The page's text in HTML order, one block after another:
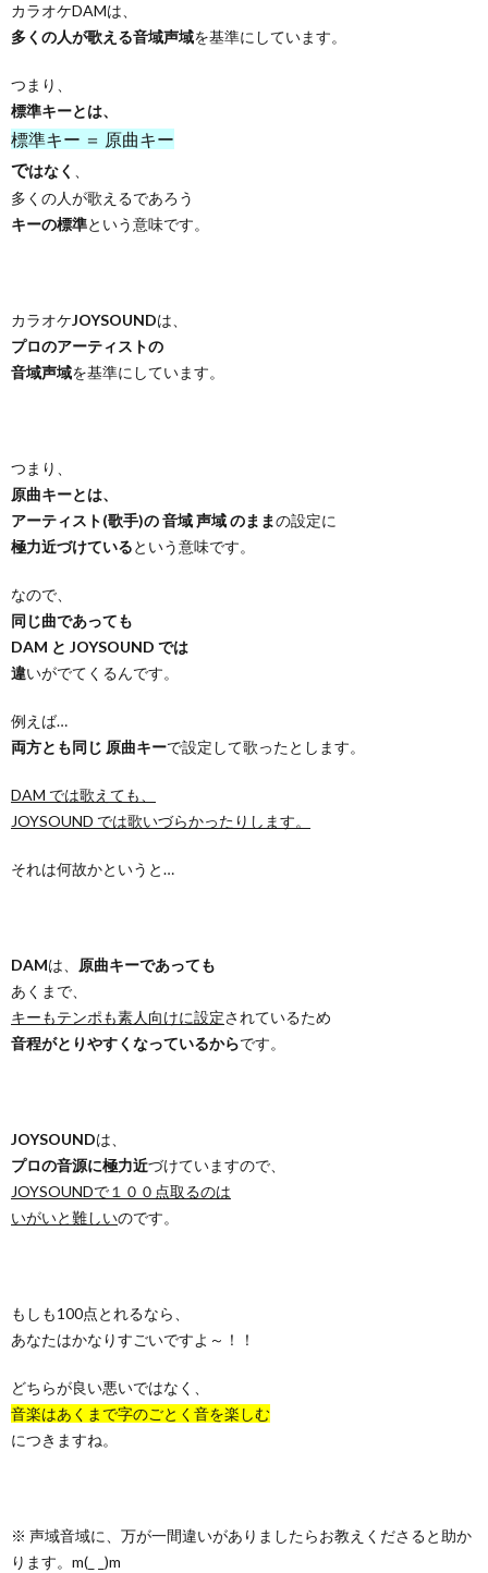
カラオケDAMは、
多くの人が歌える音域声域を基準にしています。
つまり、
標準キーとは、
標準キー ＝ 原曲キー
ではなく
多くの人が歌えるであろう
キーの標準という意味です。
カラオケJOYSOUNDは、
プロのアーティストの
音域声域を基準にしています。
つまり、
原曲キーとは、
アーティスト(歌手)の 音域 声域 のままの設定に
極力近づけているという意味です。
なので、
同じ曲であっても
DAM と JOYSOUND では
違いがでてくるんです。
例えば…
両方とも同じ 原曲キーで設定して歌ったとします。
DAM では歌えても、
JOYSOUND では歌いづらかったりします。
それは何故かというと…
DAMは、 原曲キーであっても
あくまで、
キーもテンポも素人向けに設定されているため
音程がとりやすくなっているからです。
JOYSOUNDは、
プロの音源に極力近づけていますので、
JOYSOUNDで１００点取るのは
いがいと難しいのです。
もしも100点とれるなら、
あなたはかなりすごいですよ～！！
どちらが良い悪いではなく、
音楽はあくまで字のごとく音を楽しむ
につきますね。
※ 声域音域に、万が一間違いがありましたらお教えくださると助か
ります。m(_ _)m